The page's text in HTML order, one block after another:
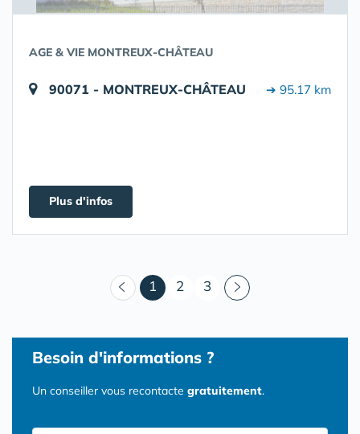
AGE & VIE MONTREUX-CHÂTEAU
90071 - MONTREUX-CHÂTEAU ➔ 95.17 km
Plus d'infos
1 (courant)
2 3
Besoin d'informations ?
Un conseiller vous recontacte gratuitement.